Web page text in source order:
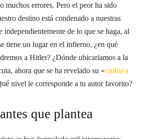
muchos errores. Pero el peor ha sido
destino está condenado a nuestras
independientemente de lo que se haga, al
tiene un lugar en el infierno, ¿en qué
a Hitler? ¿Dónde ubicaríamos a la
ahora que se ha revelado su «cultura
nivel le corresponde a tu autor favorito?
que plantea